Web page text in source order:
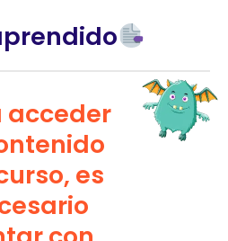
acceder
es